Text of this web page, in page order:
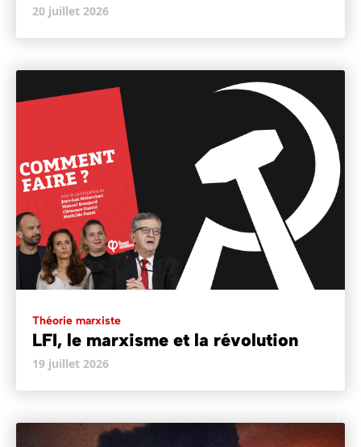
20 juillet 2026
Théorie marxiste
LFI, le marxisme et la révolution
19 juillet 2026